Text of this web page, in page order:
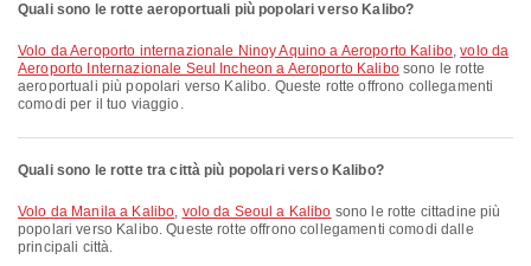
Quali sono le rotte aeroportuali più popolari verso Kalibo?
volo da Aeroporto internazionale Ninoy Aquino a Aeroporto Kalibo,volo da
Aeroporto Internazionale Seul Incheon a Aeroporto Kalibosono le rotte
aeroportuali più popolari verso Kalibo. Queste rotte offrono collegamenti
comodi per il tuo viaggio.
Quali sono le rotte tra città più popolari verso Kalibo?
volo da Manila a Kalibo, volo da Seoul a Kalibo sono le rotte cittadine più
popolari verso Kalibo. Queste rotte offrono collegamenti comodi dalle
principali città.